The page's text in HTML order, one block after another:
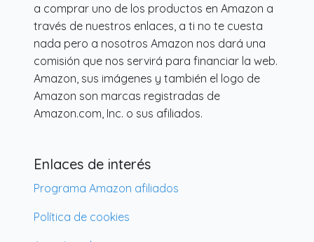
a comprar uno de los productos en Amazon a
través de nuestros enlaces, a ti no te cuesta
nada pero a nosotros Amazon nos dará una
comisión que nos servirá para financiar la web.
Amazon, sus imágenes y también el logo de
Amazon son marcas registradas de
Amazon.com, Inc. o sus afiliados.
Enlaces de interés
Programa Amazon afiliados
Política de cookies